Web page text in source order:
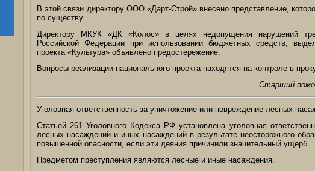
В этой связи директору ООО «Дарт-Строй» внесено представление,
по существу.
Директору МКУК «ДК «Колос» в целях недопущения нарушений
Российской Федерации при использовании бюджетных средств,
проекта «Культура» объявлено предостережение.
Вопросы реализации национального проекта находятся на контроле в
Старший
Уголовная ответственность за уничтожение или повреждение лесных
Статьей 261 Уголовного Кодекса РФ установлена уголовная
лесных насаждений и иных насаждений в результате неосторожного
повышенной опасности, если эти деяния причинили значительный ущерб.
Предметом преступления являются лесные и иные насаждения.